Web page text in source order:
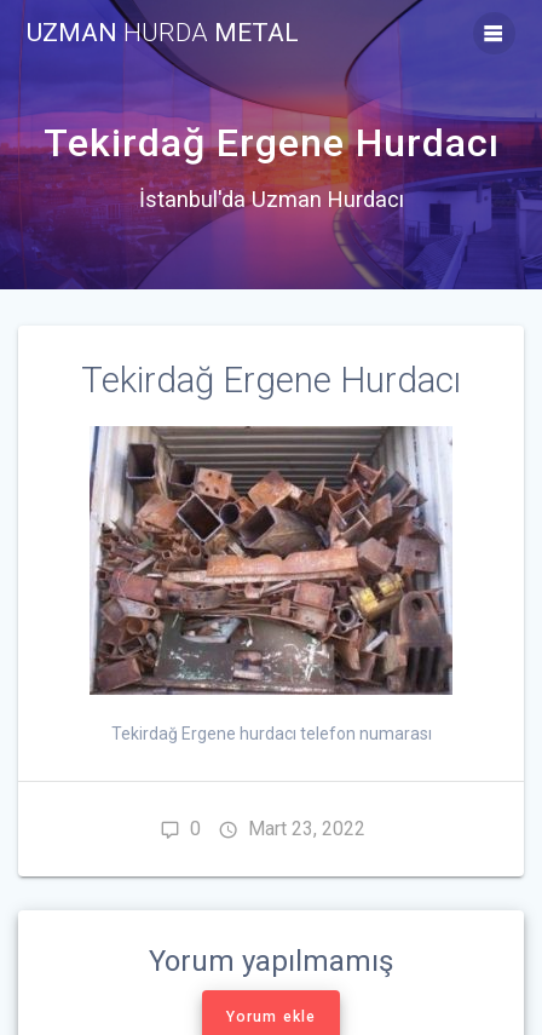
to
UZMAN HURDA METAL
Tekirdağ Ergene Hurdacı
İstanbul'da Uzman Hurdacı
Tekirdağ Ergene Hurdacı
Tekirdağ Ergene hurdacı telefon numarası
0 Mart 23, 2022
Yorum yapılmamış
Yorum ekle